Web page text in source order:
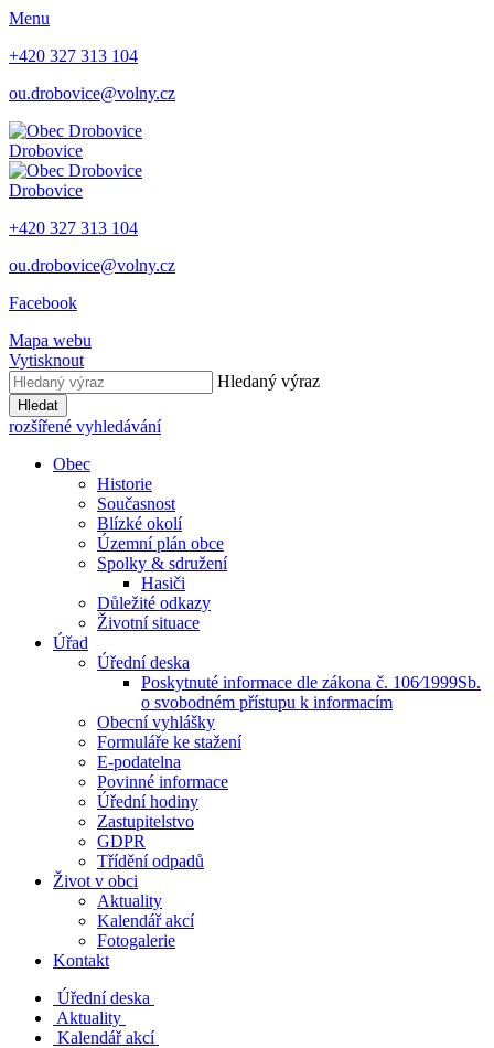
Menu
+420 327 313 104
ou.drobovice@volny.cz
Drobovice
Drobovice
+420 327 313 104
ou.drobovice@volny.cz
Facebook
Mapa webu
Vytisknout
Hledaný výraz
Hledat
rozšířené vyhledávání
Obec
Historie
Současnost
Blízké okolí
Územní plán obce
Spolky & sdružení
Hasiči
Důležité odkazy
Životní situace
Úřad
Úřední deska
Poskytnuté informace dle zákona č. 106⁄1999Sb.
o svobodném přístupu k informacím
Obecní vyhlášky
Formuláře ke stažení
E-podatelna
Povinné informace
Úřední hodiny
Zastupitelstvo
GDPR
Třídění odpadů
Život v obci
Aktuality
Kalendář akcí
Fotogalerie
Kontakt
Úřední deska
Aktuality
Kalendář akcí